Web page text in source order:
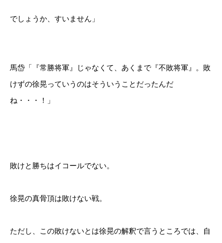
でしょうか、すいません」
馬岱「『常勝将軍』じゃなくて、あくまで『不敗将軍』。敗
けずの徐晃っていうのはそういうことだったんだ
ね・・・！」
敗けと勝ちはイコールでない。
徐晃の真骨頂は敗けない戦。
ただし、この敗けないとは徐晃の解釈で言うところでは、自